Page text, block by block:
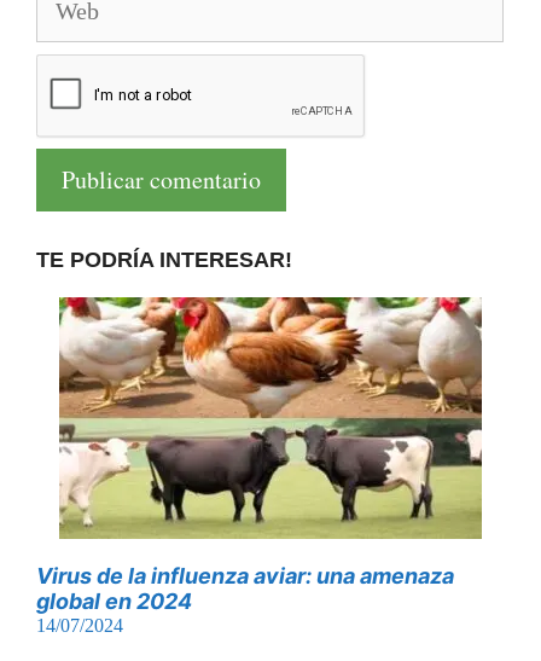
TE PODRÍA INTERESAR!
Virus de la influenza aviar: una amenaza
global en 2024
14/07/2024